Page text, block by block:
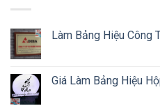
Làm Bảng Hiệu Công
Giá Làm Bảng Hiệu